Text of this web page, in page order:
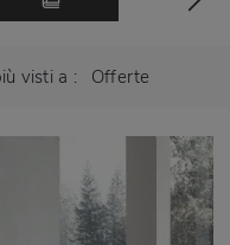
visti a : Offerte